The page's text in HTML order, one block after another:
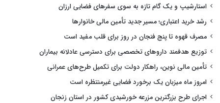
استارشیپ و یک گام تازه به سوی سفرهای فضایی ارزان
رشد خرید اعتباری؛ مسیر جدید تأمین مالی خانوارها
مصرف قهوه تا پنج فنجان در روز برای قلب مفید است
توزیع هدفمند داروهای تخصصی برای دسترسی عادلانه بیماران
تأمین مالی نوین، راهکار دولت برای تکمیل طرح‌های عمرانی
امروز ماه میزبان یک برخورد فضایی غیرمنتظره است
اجرای طرح بزرگترین مزرعه خورشیدی کشور در استان زنجان